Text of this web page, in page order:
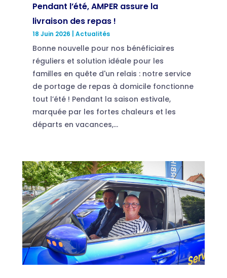
Pendant l’été, AMPER assure la
livraison des repas !
18 Juin 2026 Actualités
Bonne nouvelle pour nos bénéficiaires
réguliers et solution idéale pour les
familles en quête d'un relais : notre service
de portage de repas à domicile fonctionne
tout l’été ! Pendant la saison estivale,
marquée par les fortes chaleurs et les
départs en vacances,...